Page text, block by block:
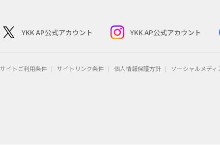
YKK AP公式アカウント YKK AP公式アカウント
サイトご利用条件 サイトリンク条件 個人情報保護方針 ソーシャルメデ